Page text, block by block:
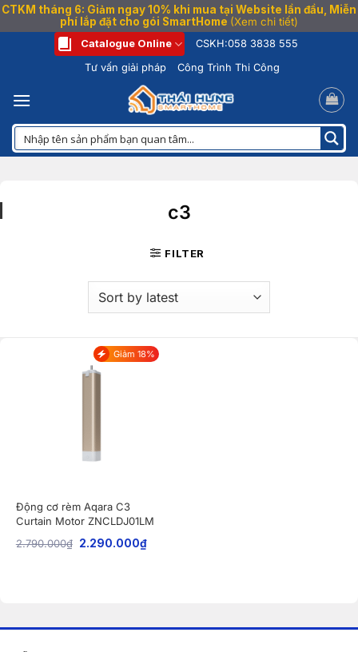
CTKM tháng 6: Giảm ngay 10% khi mua tại Website lần đầu, Miễn
phí lắp đặt cho gói SmartHome (Xem chi tiết)
dung
Catalogue Online CSKH:058 3838 555
Tư vấn giải pháp
Công Trình Thi Công
c3
FILTER
Giảm 18%
Động cơ rèm Aqara C3
Curtain Motor ZNCLDJ01LM
2.790.000₫ 2.290.000₫